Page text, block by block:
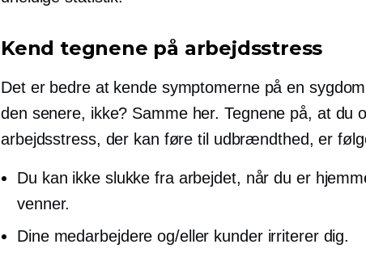
Kend tegnene på arbejdsstress
Det er bedre at kende symptomerne på en
den senere, ikke? Samme her. Tegnene på, at du
arbejdsstress, der kan føre til udbrændthed, er
Du kan ikke slukke fra arbejdet, når du er
venner.
Dine medarbejdere og/eller kunder irriterer dig.